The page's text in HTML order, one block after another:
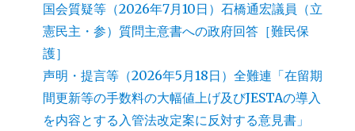
国会質疑等（2026年7月10日）石橋通宏議員（立
憲民主・参）質問主意書への政府回答［難民保
護］
声明・提言等（2026年5月18日）全難連「在留期
間更新等の手数料の大幅値上げ及びJESTAの導入
を内容とする入管法改定案に反対する意見書」